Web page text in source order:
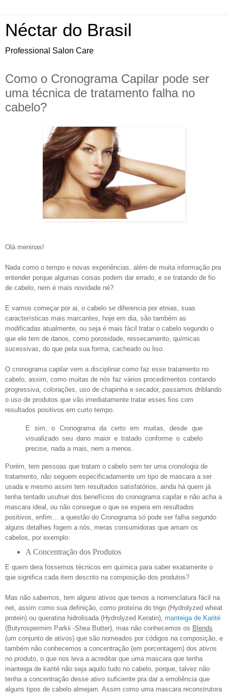
Néctar do Brasil
Professional Salon Care
Como o Cronograma Capilar pode ser
uma técnica de tratamento falha no
cabelo?
Olá meninas!
Nada como o tempo e novas experiências, além de muita informação pra
entender porque algumas coisas podem dar errado, e se tratando de fio
de cabelo, nem é mais novidade né?
E vamos começar por ai, o cabelo se diferencia por etnias, suas
características mais marcantes, hoje em dia, são também as
modificadas atualmente, ou seja é mais fácil tratar o cabelo segundo o
que ele tem de danos, como porosidade , ressecamento, químicas
sucessivas, do que pela sua forma, cacheado ou liso.
O cronograma capilar vem a disciplinar como faz esse tratamento no
cabelo, assim, como muitas de nós faz vários procedimentos contando
progressiva , colorações, uso de chapinha e secador, passamos driblando
o uso de produtos que vão imediatamente tratar esses fios com
resultados positivos em curto tempo.
E sim, o Cronograma da certo em muitas, desde que
visualizado seu dano maior e tratado conforme o cabelo
precise, nada a mais, nem a menos.
Porém, tem pessoas que tratam o cabelo sem ter uma cronologia de
tratamento, não seguem especificadamente um tipo de mascara a ser
usada e mesmo assim tem resultados satisfatórios, ainda há quem já
tenha tentado usufruir dos benefícios do cronograma capilar e não acha a
mascara ideal, ou não consegue o que se espera em resultados
positivos, enfim… a questão do Cronograma só pode ser falha segundo
alguns detalhes fogem a nós, meras consumidoras que amam os
cabelos, por exemplo:
A Concentração dos Produtos
E quem dera fossemos técnicos em química para saber exatamente o
que significa cada item descrito na composição dos produtos?
Mas não sabemos, tem alguns ativos que temos a nomenclatura fácil na
net, assim como sua definição, como proteína do trigo (Hydrolyzed wheat
protein) ou queratina hidrolisada (Hydrolyzed Keratin), manteiga de Karité
(Butyrospermim Parkii -Shea Butter), mas não conhecemos os Blends
(um conjunto de ativos) que são nomeados por códigos na composição, e
também não conhecemos a concentração (em porcentagem) dos ativos
no produto, o que nos leva a acreditar que uma mascara que tenha
manteiga de karité não seja aquilo tudo no cabelo, porque, talvez não
tenha a concentração desse ativo suficiente pra dar a emoliência que
alguns tipos de cabelo almejam. Assim como uma mascara reconstrutora